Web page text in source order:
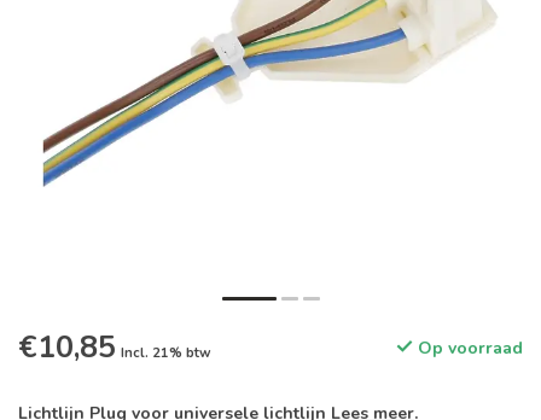
€10,85 Incl. 21% btw Op voorraad
Lichtlijn Plug voor universele lichtlijn Lees meer